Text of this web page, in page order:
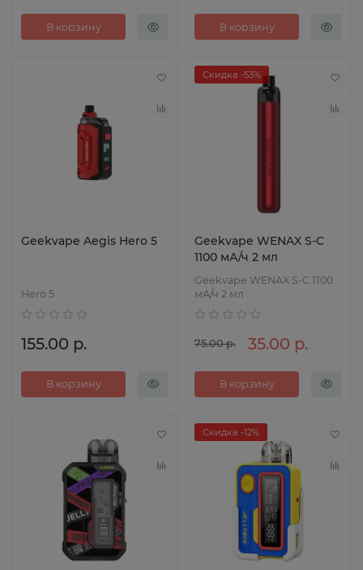
В корзину В корзину
Geekvape Aegis Hero 5
Hero 5
155.00 р.
В корзину
Скидка -53%
Geekvape WENAX S-C
1100 мА/ч 2 мл
Geekvape WENAX S-C 1100
мА/ч 2 мл
75.00 р. 35.00 р.
В корзину
Скидка -12%